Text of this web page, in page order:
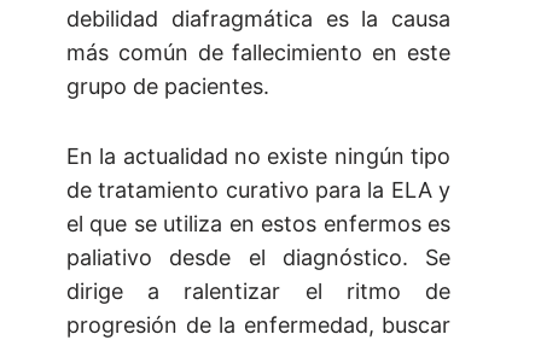
debilidad diafragmática es la causa
más común de fallecimiento en este
grupo de pacientes.
En la actualidad no existe ningún tipo
de tratamiento curativo para la ELA y
el que se utiliza en estos enfermos es
paliativo desde el diagnóstico. Se
dirige a ralentizar el ritmo de
progresión de la enfermedad, buscar